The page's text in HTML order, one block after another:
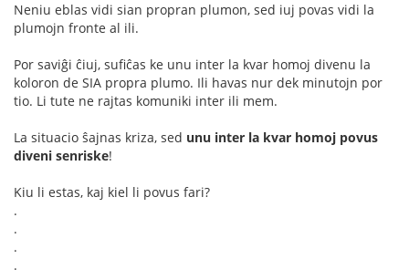
Neniu eblas vidi sian propran plumon, sed iuj povas vidi la
plumojn fronte al ili.
Por saviĝi ĉiuj, sufiĉas ke unu inter la kvar homoj divenu la
koloron de SIA propra plumo. Ili havas nur dek minutojn por
tio. Li tute ne rajtas komuniki inter ili mem.
La situacio ŝajnas kriza, sed unu inter la kvar homoj povus
diveni senriske!
Kiu li estas, kaj kiel li povus fari?
.
.
.
.